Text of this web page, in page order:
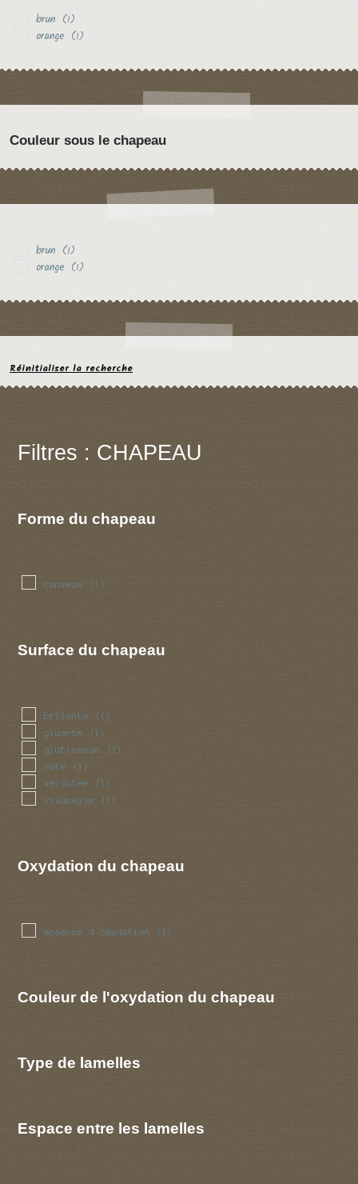
brun (1)
orange (1)
Couleur sous le chapeau
brun (1)
orange (1)
Réinitialiser la recherche
Filtres : CHAPEAU
Forme du chapeau
convexe (1)
Surface du chapeau
brilante (1)
gluante (1)
glutineuse (1)
mate (1)
veloutee (1)
visqueuse (1)
Oxydation du chapeau
absence d oxydation (1)
Couleur de l'oxydation du chapeau
Type de lamelles
Espace entre les lamelles